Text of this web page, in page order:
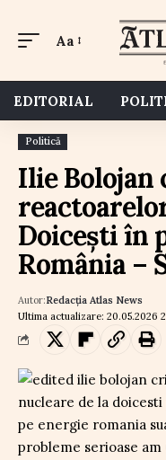
Aa
EDITORIAL
Politică
Ilie
Doicești în
România –
Ultima actualizare: 20.05.2026
Autor:Redacția Atlas News